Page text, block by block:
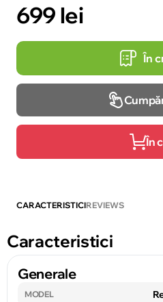
699 lei
În
În
CARACTERISTICIREVIEWS
Caracteristici
Generale
MODEL